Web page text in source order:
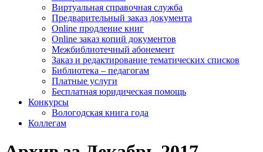
Виртуальная справочная служба
Предварительный заказ документа
Online продление книг
Online заказ копий документов
Межбиблиотечный абонемент
Заказ и редактирование тематических списков
Библиотека – педагогам
Платные услуги
Бесплатная юридическая помощь
Конкурсы
Вологодская книга года
Коллегам